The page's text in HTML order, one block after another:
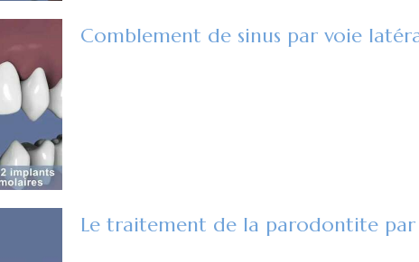
Le traitement de la parodontite par